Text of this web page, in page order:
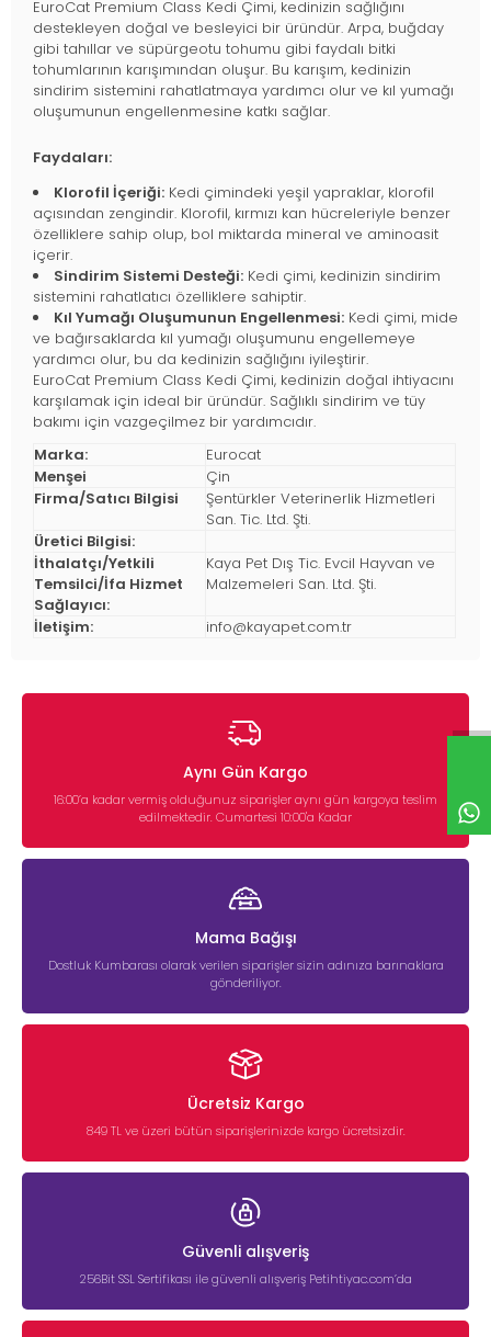
EuroCat Premium Class Kedi Çimi, kedinizin sağlığını
destekleyen doğal ve besleyici bir üründür. Arpa, buğday
gibi tahıllar ve süpürgeotu tohumu gibi faydalı bitki
tohumlarının karışımından oluşur. Bu karışım, kedinizin
sindirim sistemini rahatlatmaya yardımcı olur ve kıl yumağı
oluşumunun engellenmesine katkı sağlar.
Faydaları:
Klorofil İçeriği: Kedi çimindeki yeşil yapraklar, klorofil
açısından zengindir. Klorofil, kırmızı kan hücreleriyle benzer
özelliklere sahip olup, bol miktarda mineral ve aminoasit
içerir.
Sindirim Sistemi Desteği: Kedi çimi, kedinizin sindirim
sistemini rahatlatıcı özelliklere sahiptir.
Kıl Yumağı Oluşumunun Engellenmesi: Kedi çimi, mide
ve bağırsaklarda kıl yumağı oluşumunu engellemeye
yardımcı olur, bu da kedinizin sağlığını iyileştirir.
EuroCat Premium Class Kedi Çimi, kedinizin doğal ihtiyacını
karşılamak için ideal bir üründür. Sağlıklı sindirim ve tüy
bakımı için vazgeçilmez bir yardımcıdır.
Marka:
Eurocat
Menşei
Çin
Firma/Satıcı Bilgisi
Şentürkler Veterinerlik Hizmetleri
San. Tic. Ltd. Şti.
Üretici Bilgisi:
İthalatçı/Yetkili
Temsilci/İfa Hizmet
Sağlayıcı:
Kaya Pet Dış Tic. Evcil Hayvan ve
Malzemeleri San. Ltd. Şti.
İletişim: info@kayapet.com.tr
Aynı Gün Kargo
16:00’a kadar vermiş olduğunuz siparişler aynı gün kargoya teslim
edilmektedir. Cumartesi 10:00'a Kadar
Mama Bağışı
Dostluk Kumbarası olarak verilen siparişler sizin adınıza barınaklara
gönderiliyor.
Ücretsiz Kargo
849 TL ve üzeri bütün siparişlerinizde kargo ücretsizdir.
Güvenli alışveriş
256Bit SSL Sertifikası ile güvenli alışveriş Petihtiyac.com’da